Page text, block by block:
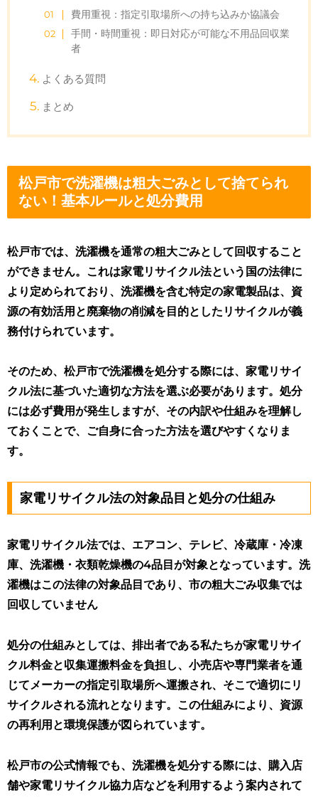
費用重視：指定引取場所への持ち込みか協議会
手間・時間重視：即日対応が可能な不用品回収業
者
よくある質問
まとめ
松戸市で洗濯機は粗大ごみとして捨てられ
ない！基本ルールと処分費用
松戸市では、洗濯機を通常の粗大ごみとして回収すること
ができません。これは家電リサイクル法という国の法律に
より定められており、洗濯機を含む特定の家電製品は、資
源の有効活用と廃棄物の削減を目的としたリサイクルが義
務付けられています。
そのため、松戸市で洗濯機を処分する際には、家電リサイ
クル法に基づいた適切な方法を選ぶ必要があります。処分
には必ず費用が発生しますが、その内訳や仕組みを理解し
ておくことで、ご自身に合った方法を選びやすくなりま
す。
家電リサイクル法の対象品目と処分の仕組み
家電リサイクル法では、エアコン、テレビ、冷蔵庫・冷凍
庫、洗濯機・衣類乾燥機の4品目が対象となっています。洗
濯機はこの法律の対象品目であり、市の粗大ごみ収集では
回収していません
処分の仕組みとしては、排出者である私たちが家電リサイ
クル料金と収集運搬料金を負担し、小売店や専門業者を通
じてメーカーの指定引取場所へ運搬され、そこで適切にリ
サイクルされる流れとなります。この仕組みにより、資源
の再利用と環境保護が図られています。
松戸市の公式情報でも、洗濯機を処分する際には、購入店
舗や家電リサイクル協力店などを利用するよう案内されて